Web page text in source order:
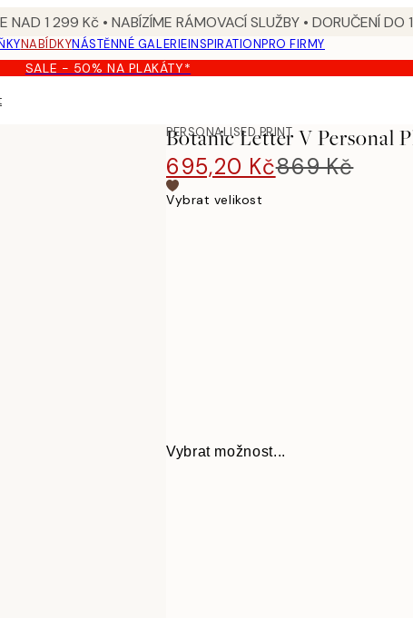
NAD 1 299 Kč • NABÍZÍME RÁMOVACÍ SLUŽBY • DORUČENÍ DO
NABÍDKYNÁSTĚNNÉ GALERIEINSPIRATIONPRO FIRMY
SALE - 50% NA PLAKÁTY*
PERSONALISED PRINT
Botanic Letter V Personal
695,20 Kč869 Kč
Vybrat velikost
Vybrat možnost...